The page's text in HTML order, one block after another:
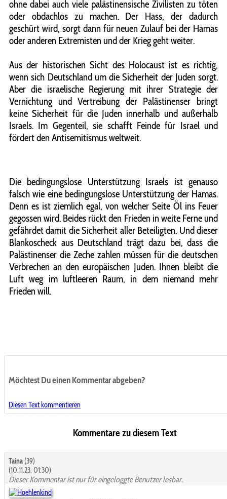
ohne dabei auch viele palästinensische Zivilisten zu töten
oder obdachlos zu machen. Der Hass, der dadurch
geschürt wird, sorgt dann für neuen Zulauf bei der Hamas
oder anderen Extremisten und der Krieg geht weiter.
Aus der historischen Sicht des Holocaust ist es richtig,
wenn sich Deutschland um die Sicherheit der Juden sorgt.
Aber die israelische Regierung mit ihrer Strategie der
Vernichtung und Vertreibung der Palästinenser bringt
keine Sicherheit für die Juden innerhalb und außerhalb
Israels. Im Gegenteil, sie schafft Feinde für Israel und
fördert den Antisemitismus weltweit.
Die bedingungslose Unterstützung Israels ist genauso
falsch wie eine bedingungslose Unterstützung der Hamas.
Denn es ist ziemlich egal, von welcher Seite Öl ins Feuer
gegossen wird. Beides rückt den Frieden in weite Ferne und
gefährdet damit die Sicherheit aller Beteiligten. Und dieser
Blankoscheck aus Deutschland trägt dazu bei, dass die
Palästinenser die Zeche zahlen müssen für die deutschen
Verbrechen an den europäischen Juden. Ihnen bleibt die
Luft weg im luftleeren Raum, in dem niemand mehr
Frieden will.
Möchtest Du einen Kommentar abgeben?
Diesen Text kommentieren
Kommentare zu diesem Text
Taina (39)
(10.11.23, 01:30)
Dieser Kommentar ist nur für eingeloggte Benutzer lesbar.